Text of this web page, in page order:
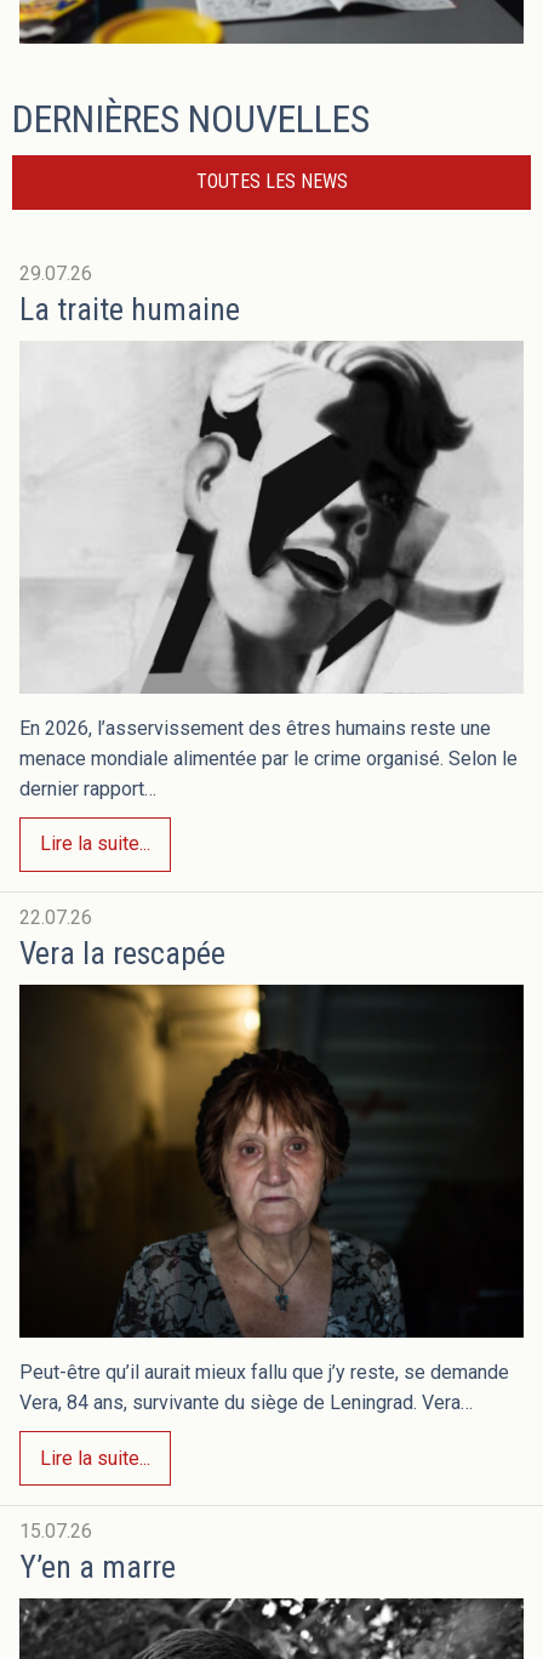
DERNIÈRES NOUVELLES
TOUTES LES NEWS
29.07.26
La traite humaine
En 2026, l’asservissement des êtres humains reste une
menace mondiale alimentée par le crime organisé. Selon le
dernier rapport…
Lire la suite...
22.07.26
Vera la rescapée
Peut-être qu’il aurait mieux fallu que j’y reste, se demande
Vera, 84 ans, survivante du siège de Leningrad. Vera…
Lire la suite...
15.07.26
Y’en a marre